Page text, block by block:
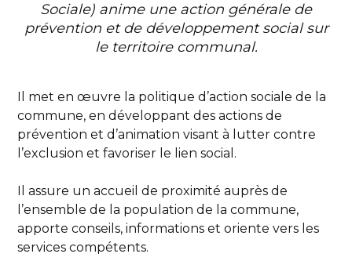
Sociale) anime une action générale de
prévention et de développement social sur
le territoire communal.
Il met en œuvre la politique d’action sociale de la
commune, en développant des actions de
prévention et d’animation visant à lutter contre
l’exclusion et favoriser le lien social.
Il assure un accueil de proximité auprès de
l’ensemble de la population de la commune,
apporte conseils, informations et oriente vers les
services compétents.